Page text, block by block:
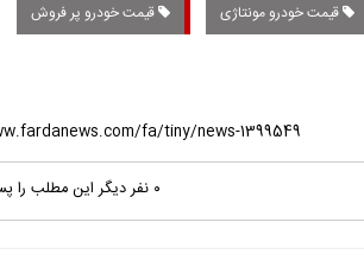
قیمت خودرو مونتاژی قیمت خودرو پر فروش
۰ نفر دیگر این مطلب را